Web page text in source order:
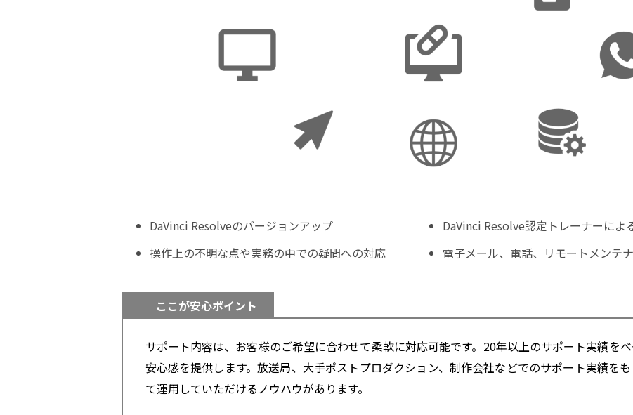
DaVinci Resolveのバージョンアップ
操作上の不明な点や実務の中での疑問への対応
DaVinci Resolve認定トレーナーによ
電子メール、電話、リモートメンテ
ここが安心ポイント
サポート内容は、お客様のご希望に合わせて柔軟に対応可能です。20年以上のサポート実績を
安心感を提供します。放送局、大手ポストプロダクション、制作会社などでのサポート実績を
て運用していただけるノウハウがあります。